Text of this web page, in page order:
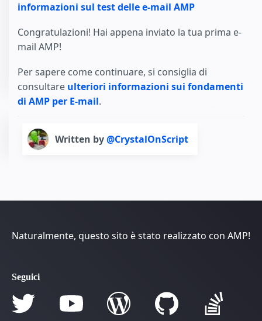
informazioni sul test delle e-mail AMP
Congratulazioni! Hai appena inviato la tua prima e-
mail AMP!
Per sapere come continuare, si consiglia di
consultare ulteriori informazioni sui fondamenti
di AMP per E-mail.
Written by@CrystalOnScript
Naturalmente, questo sito è stato realizzato con AMP!
Seguici